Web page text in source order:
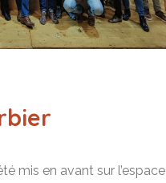
mis en avant sur l’espace